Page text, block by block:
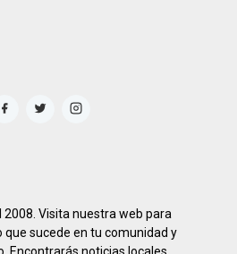
2008. Visita nuestra web para
que sucede en tu comunidad y